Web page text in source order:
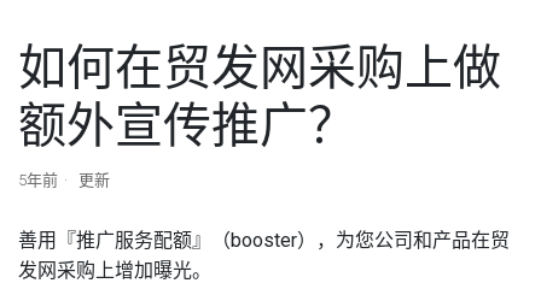
如何在贸发网采购上做
额外宣传推广？
5年前 更新
善用『推广服务配额』（booster），为您公司和产品在贸
发网采购上增加曝光。